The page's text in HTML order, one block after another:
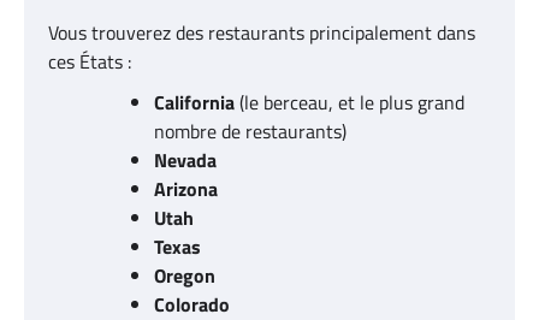
Vous trouverez des restaurants principalement dans
ces États :
California(le berceau, et le plus grand
nombre de restaurants)
Nevada
Arizona
Utah
Texas
Oregon
Colorado